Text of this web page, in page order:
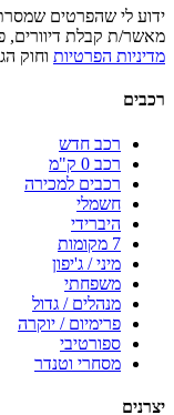
ידוע לי שהפרטים
מאשר/ת קבלת דיוורים,
מדיניות הפרטיות וחוק
רכבים
רכב חדש
רכב 0 ק"מ
רכבים למכירה
חשמלי
היברידי
7 מקומות
מיני / ג'יפון
משפחתי
מנהלים / גדול
פרימיום / יוקרה
ספורטיבי
מסחרי וטנדר
יצרנים